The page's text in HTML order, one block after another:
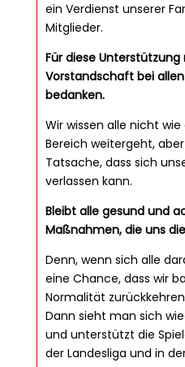
ein Verdienst unserer
Mitglieder.
Für diese
Vorstandschaft bei
bedanken.
Wir wissen alle nicht
Bereich weitergeht,
Tatsache, dass sich
verlassen kann.
Bleibt alle gesund und
Maßnahmen, die uns
Denn, wenn sich alle
eine Chance, dass wir
Normalität
Dann sieht man sich
und unterstützt die
der Landesliga und in